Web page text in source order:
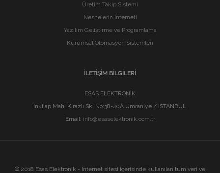
Üretim Takip Sistemi
Nesnelerin İnterneti
Yazılım Geliştirme ve Programlama
Kurumsal Otomasyon Sistemleri
İLETIŞIM BILGILERI
ESAS ELEKTRONİK
İnkilap Mah. Kirazlı Sk. No:38-40A Ümraniye / İSTANBUL
Email: info@esaselektronik.com.tr
© 2018 Esas Elektronik - İnternet sitesi içerisinde kullanılan tüm veri ve